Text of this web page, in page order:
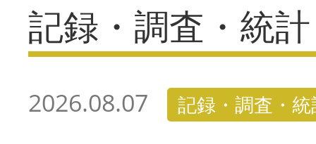
記録・調査・統計
2026.08.07 記録・調査・